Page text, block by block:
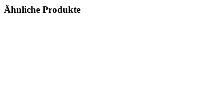
Ähnliche Produkte